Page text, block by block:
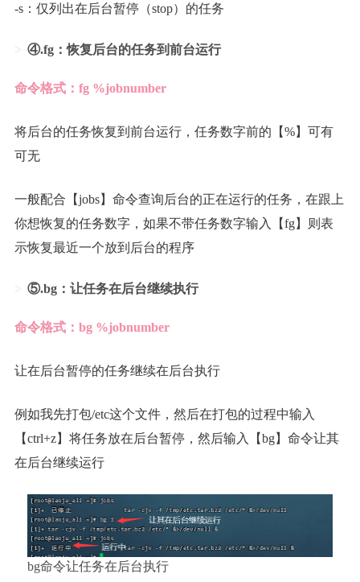
-s：仅列出在后台暂停（stop）的任务
④.fg：恢复后台的任务到前台运行
命令格式：fg %jobnumber
将后台的任务恢复到前台运行，任务数字前的【%】可有
可无
一般配合【jobs】命令查询后台的正在运行的任务，在跟上
你想恢复的任务数字，如果不带任务数字输入【fg】则表
示恢复最近一个放到后台的程序
⑤.bg：让任务在后台继续执行
命令格式：bg %jobnumber
让在后台暂停的任务继续在后台执行
例如我先打包/etc这个文件，然后在打包的过程中输入
【ctrl+z】将任务放在后台暂停，然后输入【bg】命令让其
在后台继续运行
bg命令让任务在后台执行